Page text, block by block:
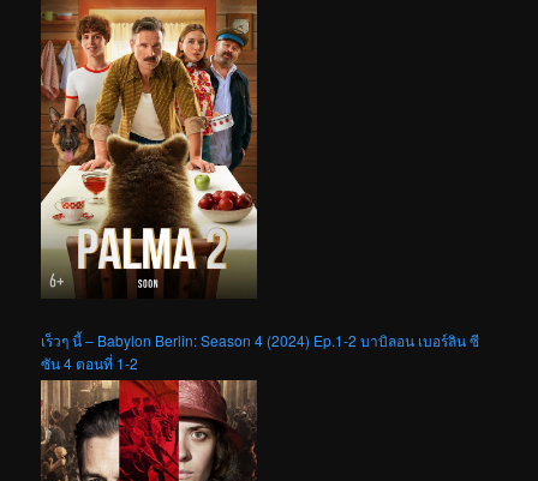
เร็วๆ นี้ – Babylon Berlin: Season 4 (2024) Ep.1-2 บาบิลอน เบอร์ลิน ซี
ซัน 4 ตอนที่ 1-2